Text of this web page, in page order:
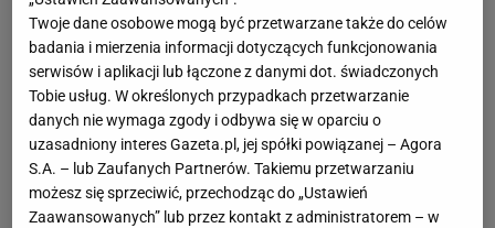
Twoje dane osobowe mogą być przetwarzane także do celów
badania i mierzenia informacji dotyczących funkcjonowania
serwisów i aplikacji lub łączone z danymi dot. świadczonych
Tobie usług. W określonych przypadkach przetwarzanie
danych nie wymaga zgody i odbywa się w oparciu o
uzasadniony interes Gazeta.pl, jej spółki powiązanej – Agora
S.A. – lub Zaufanych Partnerów. Takiemu przetwarzaniu
możesz się sprzeciwić, przechodząc do „Ustawień
Zaawansowanych” lub przez kontakt z administratorem – w